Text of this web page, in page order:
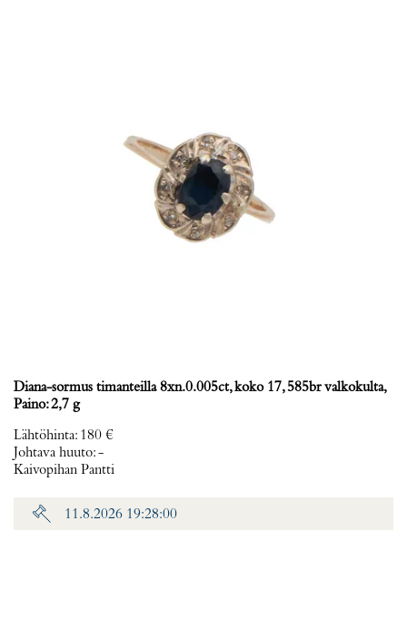
Diana-sormus timanteilla 8xn.0.005ct, koko 17, 585br valkokulta,
Paino: 2,7 g
Lähtöhinta: 180 €
Johtava huuto:-
Kaivopihan Pantti
11.8.2026 19:28:00